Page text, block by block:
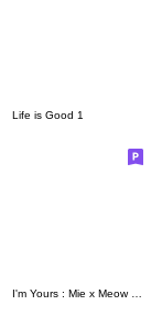
Life is Good 1